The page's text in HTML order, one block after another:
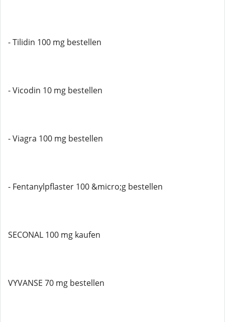
- Tilidin 100 mg bestellen
- Vicodin 10 mg bestellen
- Viagra 100 mg bestellen
- Fentanylpflaster 100 &micro;g bestellen
SECONAL 100 mg kaufen
VYVANSE 70 mg bestellen